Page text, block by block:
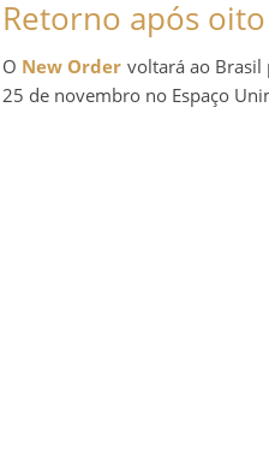
Retorno após
O New Order voltará ao Brasil
25 de novembro no Espaço